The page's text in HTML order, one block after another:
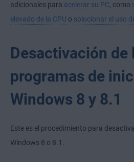
adicionales para acelerar su PC , como
elevado de la CPU o solucionar el uso
Desactivación de
programas de
Windows 8 y 8.1
Este es el procedimiento para
Windows 8 o 8.1.